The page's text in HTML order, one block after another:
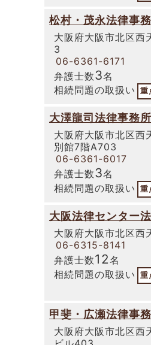
松村・茂永法律事
大阪府大阪市北区
3
06-6361-6171
弁護士数3名
相続問題の取扱い
重
大澤龍司法律事務所
大阪府大阪市北区
別館7階A703
06-6361-6017
弁護士数3名
相続問題の取扱い
重
大阪法律センター
大阪府大阪市北区
06-6315-8141
弁護士数12名
相続問題の取扱い
重
甲斐・広瀬法律事
大阪府大阪市北区